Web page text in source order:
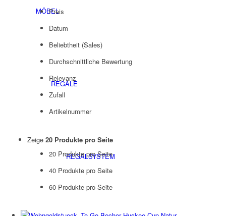
MÖBEL
REGALE
REGALSYSTEM
Preis
Datum
Beliebtheit (Sales)
Durchschnittliche Bewertung
Relevanz
Zufall
Artikelnummer
Zeige 20 Produkte pro Seite
20 Produkte pro Seite
40 Produkte pro Seite
60 Produkte pro Seite